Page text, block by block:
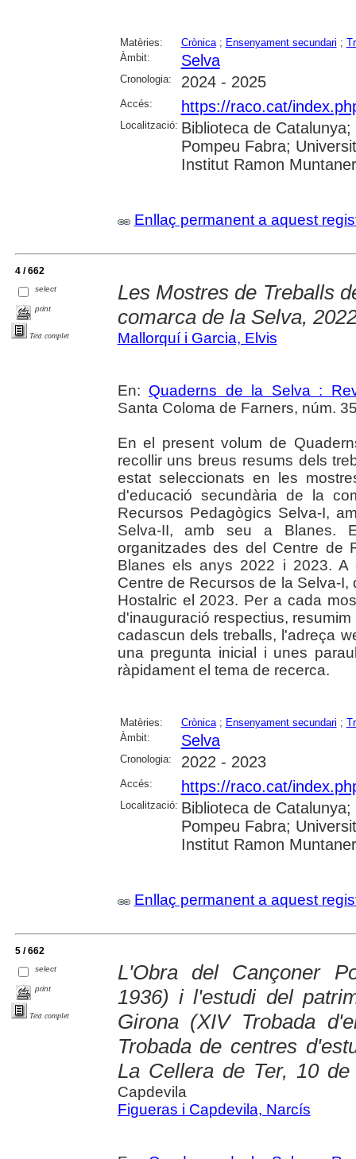
Matèries: Crònica; Ensenyament secundari ;
Àmbit:
Selva
Cronologia: 2024 - 2025
Accés: https://raco.cat/
Localització: Biblioteca de
Pompeu Fabra;
Institut Ramon Muntaner
Enllaç permanent a aquest
4 / 662
select
print
Text complet
Les Mostres de Treballs
comarca de la Selva,
Mallorquí i Garcia, Elvis
En: Quaderns de la Selva :
Santa Coloma de Farners, núm.
En el present volum de
recollir uns breus resums dels
estat seleccionats en les
d'educació secundària de la
Recursos Pedagògics Selva-I,
Selva-II, amb seu a Blanes.
organitzades des del Centre de
Blanes els anys 2022 i 2023. A
Centre de Recursos de la Selva-
Hostalric el 2023. Per a cada
d'inauguració respectius,
cadascun dels treballs, l'adreça
una pregunta inicial i unes
ràpidament el tema de recerca.
Matèries: Crònica; Ensenyament secundari ;
Àmbit:
Selva
Cronologia: 2022 - 2023
Accés: https://raco.cat/
Localització: Biblioteca de
Pompeu Fabra;
Institut Ramon Muntaner
Enllaç permanent a aquest
5 / 662
select
print
Text complet
L'Obra del Cançoner
1936) i l'estudi del
Girona (XIV Trobada
Trobada de centres
La Cellera de Ter, 10
Capdevila
Figueras i Capdevila, Narcís